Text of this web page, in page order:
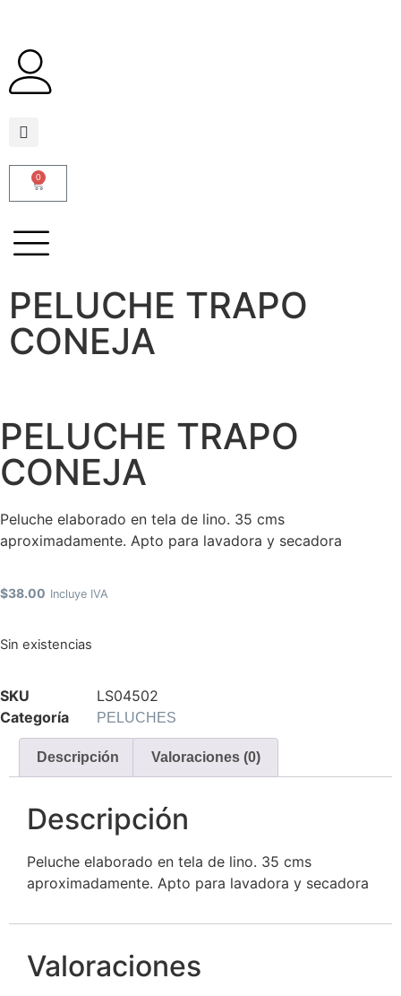
0
PELUCHE TRAPO
CONEJA
PELUCHE TRAPO
CONEJA
Peluche elaborado en tela de lino. 35 cms
aproximadamente. Apto para lavadora y secadora
$38.00 Incluye IVA
Sin existencias
SKU
LS04502
Categoría
PELUCHES
Descripción Valoraciones (0)
Descripción
Peluche elaborado en tela de lino. 35 cms
aproximadamente. Apto para lavadora y secadora
Valoraciones